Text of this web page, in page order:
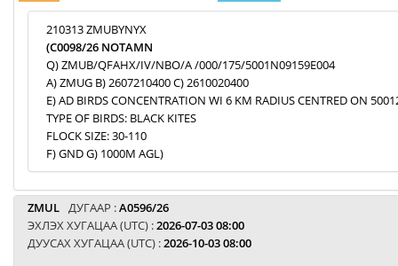
210313 ZMUBYNYX
(C0098/26 NOTAMN
Q) ZMUB/QFAHX/IV/NBO/A /000/175/5001N09159E004
A) ZMUG B) 2607210400 C) 2610020400
E) AD BIRDS CONCENTRATION WI 6 KM RADIUS CENTRED ON
TYPE OF BIRDS: BLACK KITES
FLOCK SIZE: 30-110
F) GND G) 1000M AGL)
ZMUL ДУГААР :A0596/26
ЭХЛЭХ ХУГАЦАА (UTC) :2026-07-03 08:00
ДУУСАХ ХУГАЦАА (UTC) :2026-10-03 08:00